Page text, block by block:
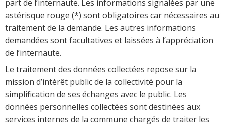
part de l’internaute. Les informations signalées par une
astérisque rouge (*) sont obligatoires car nécessaires au
traitement de la demande. Les autres informations
demandées sont facultatives et laissées à l’appréciation
de l’internaute.
Le traitement des données collectées repose sur la
mission d’intérêt public de la collectivité pour la
simplification de ses échanges avec le public. Les
données personnelles collectées sont destinées aux
services internes de la commune chargés de traiter les